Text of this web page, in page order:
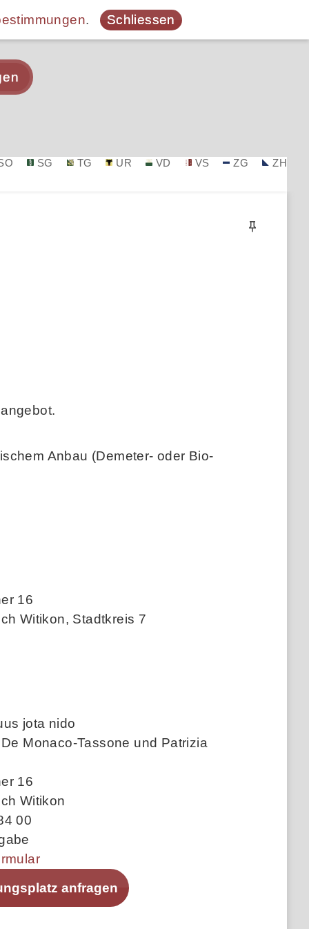
. Schliessen
SG TG UR VD VS ZG ZH
Anbau (Demeter- oder Bio-
16
Witikon, Stadtkreis 7
jota nido
Monaco-Tassone und Patrizia
16
Witikon
00
anfragen